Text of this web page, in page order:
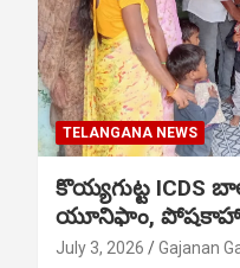
TELANGANA NEWS
కొయ్యగుట్ట ICDS
యూనిఫాం,
July 3, 2026 Gajanan